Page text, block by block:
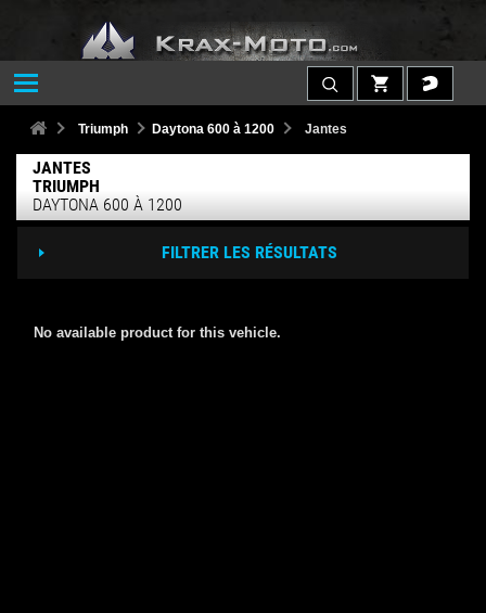
Triumph Daytona 600 à 1200 Jantes
JANTES
TRIUMPH
DAYTONA 600 À 1200
FILTRER LES RÉSULTATS
No available product for this vehicle.